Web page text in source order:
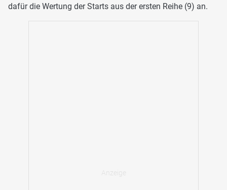
dafür die Wertung der Starts aus der ersten Reihe (9) an.